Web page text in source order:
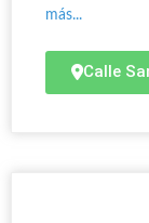
más...
Calle